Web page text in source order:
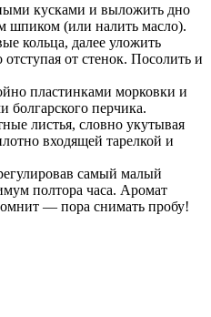
кусками и выложить дно
шпиком (или налить масло).
кольца, далее уложить
от стенок. Посолить и
пластинками морковки и
болгарского перчика.
листья, словно укутывая
входящей тарелкой и
самый малый
полтора часа. Аромат
— пора снимать пробу!